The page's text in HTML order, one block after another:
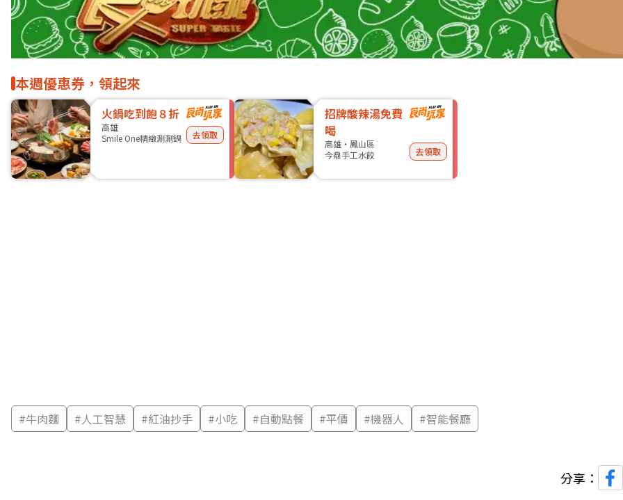
本週優惠券，領起來
火鍋吃到飽８折
高雄
Smile One精緻涮涮鍋
去領取
招牌酸辣湯免費
喝
高雄・鳳山區
今鼎手工水餃
去領取
#牛肉麵 #人工智慧 #紅油抄手 #小吃 #自動點餐 #平價 #機器人 #智能餐廳
分享：